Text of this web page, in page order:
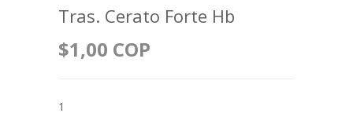
Tras. Cerato Forte Hb
$1,00 COP
1